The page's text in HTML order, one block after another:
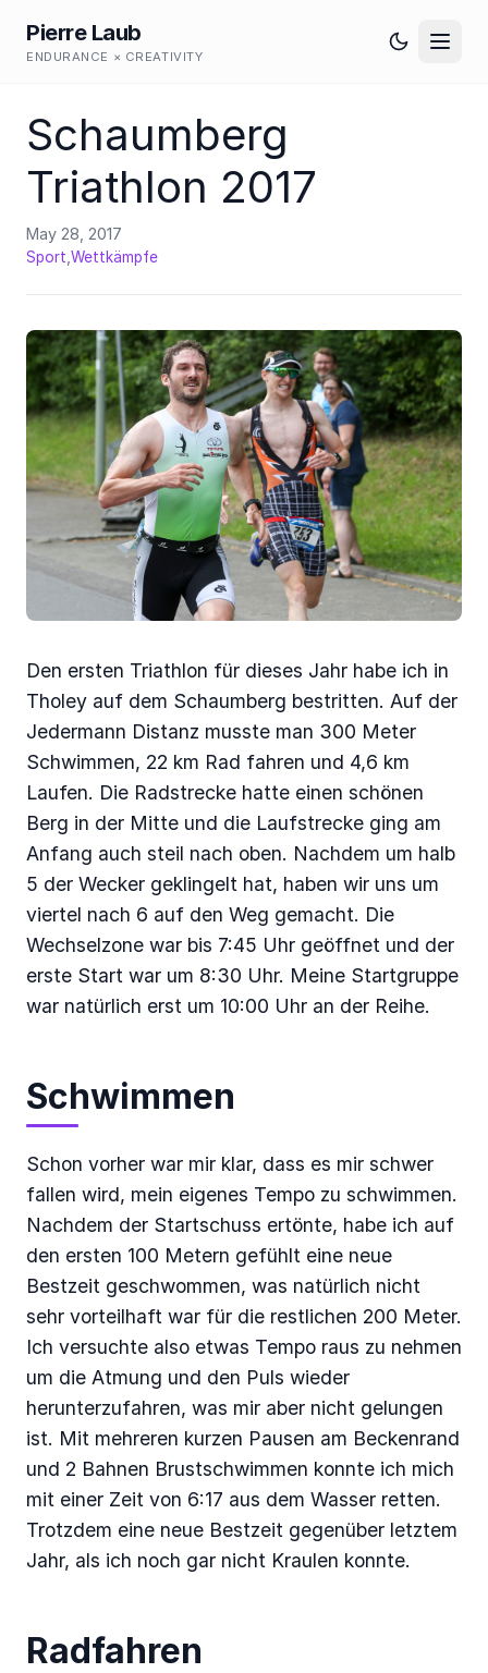
Pierre Laub
ENDURANCE × CREATIVITY
Schaumberg
Triathlon 2017
May 28, 2017
Sport Wettkämpfe
Den ersten Triathlon für dieses Jahr habe ich in
Tholey auf dem Schaumberg bestritten. Auf der
Jedermann Distanz musste man 300 Meter
Schwimmen, 22 km Rad fahren und 4,6 km
Laufen. Die Radstrecke hatte einen schönen
Berg in der Mitte und die Laufstrecke ging am
Anfang auch steil nach oben. Nachdem um halb
5 der Wecker geklingelt hat, haben wir uns um
viertel nach 6 auf den Weg gemacht. Die
Wechselzone war bis 7:45 Uhr geöffnet und der
erste Start war um 8:30 Uhr. Meine Startgruppe
war natürlich erst um 10:00 Uhr an der Reihe.
Schwimmen
Schon vorher war mir klar, dass es mir schwer
fallen wird, mein eigenes Tempo zu schwimmen.
Nachdem der Startschuss ertönte, habe ich auf
den ersten 100 Metern gefühlt eine neue
Bestzeit geschwommen, was natürlich nicht
sehr vorteilhaft war für die restlichen 200 Meter.
Ich versuchte also etwas Tempo raus zu nehmen
um die Atmung und den Puls wieder
herunterzufahren, was mir aber nicht gelungen
ist. Mit mehreren kurzen Pausen am Beckenrand
und 2 Bahnen Brustschwimmen konnte ich mich
mit einer Zeit von 6:17 aus dem Wasser retten.
Trotzdem eine neue Bestzeit gegenüber letztem
Jahr, als ich noch gar nicht Kraulen konnte.
Radfahren